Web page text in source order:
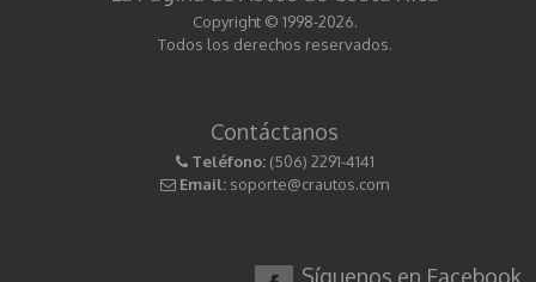
Copyright © 1998-2026.
Todos los derechos reservados.
Contáctanos
Teléfono: (506) 2291-4141
Email: soporte@crautos.com
Síguenos en Facebook